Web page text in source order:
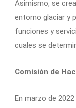
Asimismo, se
entorno glaciar y
funciones y
cuales se
Comisión de
En marzo de